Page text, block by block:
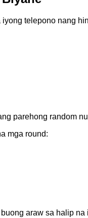
telepono nang
parehong random
mga round:
araw sa halip na